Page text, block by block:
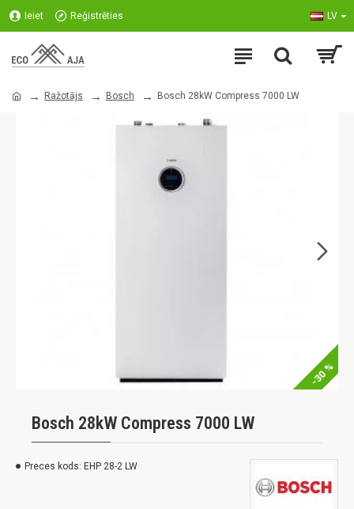
Ieiet Reģistrēties LV
Ražotājs Bosch Bosch 28kW Compress 7000 LW
-30 %
Bosch 28kW Compress 7000 LW
Preces kods: EHP 28-2 LW